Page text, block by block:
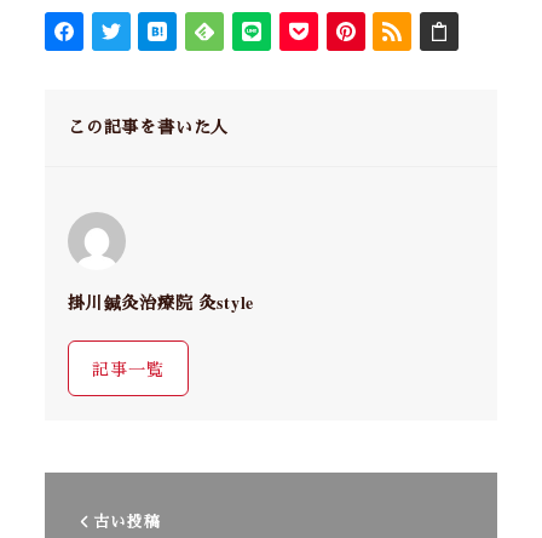
この記事を書いた人
掛川鍼灸治療院 灸style
記事一覧
古い投稿